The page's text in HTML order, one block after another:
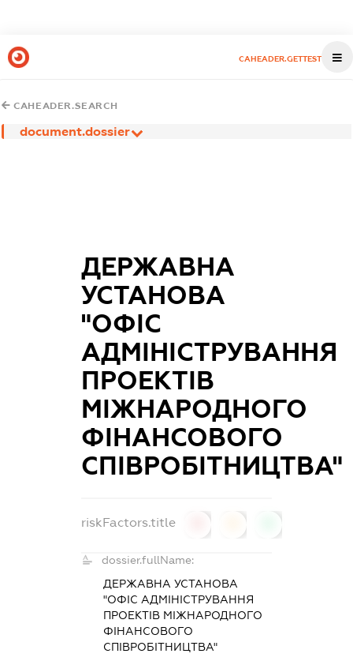
CAHEADER.GETTEST
CAHEADER.SEARCH
document.dossier
ДЕРЖАВНА
УСТАНОВА
"ОФІС
АДМІНІСТРУВАННЯ
ПРОЕКТІВ
МІЖНАРОДНОГО
ФІНАНСОВОГО
СПІВРОБІТНИЦТВА"
riskFactors.title
dossier.fullName:
ДЕРЖАВНА УСТАНОВА
"ОФІС АДМІНІСТРУВАННЯ
ПРОЕКТІВ МІЖНАРОДНОГО
ФІНАНСОВОГО
СПІВРОБІТНИЦТВА"